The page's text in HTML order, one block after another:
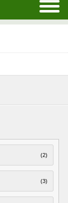
(2)
(3)